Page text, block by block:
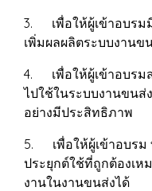
3. เพื่อให้ผู้เข้าอบรม
เพิ่มผลผลิตระบบงานข
4. เพื่อให้ผู้เข้าอบรม
ไปใช้ในระบบงานขนส่
อย่างมีประสิทธิภาพ
5. เพื่อให้ผู้เข้าอบรม
ประยุกต์ใช้ที่ถูกต้องเห
งานในงานขนส่งได้